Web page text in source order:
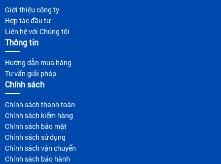
Giới thiệu công ty
Hợp tác đầu tư
Liên hệ với Chúng tôi
Thông tin
Hướng dẫn mua hàng
Tư vấn giải pháp
Chính sách
Chính sách thanh toán
Chính sách kiểm hàng
Chính sách bảo mật
Chính sách sử dụng
Chính sách vận chuyển
Chính sách bảo hành